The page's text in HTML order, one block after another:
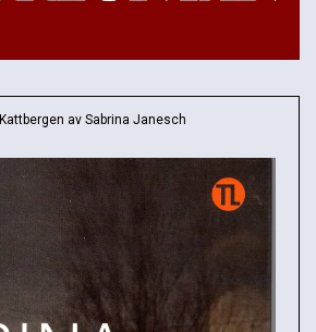
Kattbergen av Sabrina Janesch